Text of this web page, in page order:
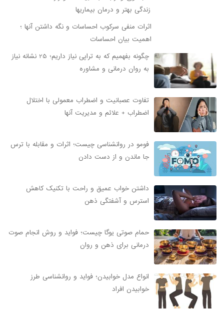
زندگی بهتر و درمان بیماریها
اثرات منفی سرکوب احساسات و نگه داشتن آنها ؛
اهمیت بیان احساسات
چگونه بفهمیم که به تراپی نیاز داریم؛ 25 نشانه نیاز
به روان درمانی و مشاوره
تفاوت عصبانیت و اضطراب معمولی با اختلال
اضطراب + علائم و مدیریت آنها
فومو در روانشناسی چیست؛ اثرات و مقابله با ترس
جا ماندن و از دست دادن
داشتن خواب عمیق و راحت با تکنیک کاهش
استرس و آشفتگی ذهن
حمام صوتی یوگا چیست؛ فواید و روش انجام صوت
درمانی برای ذهن و روان
انواع مدل خوابیدن؛ فواید و روانشناسی طرز
خوابیدن افراد